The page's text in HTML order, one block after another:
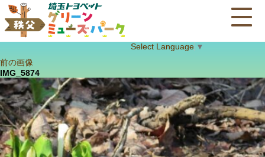
Select Language ▼
前の画像
IMG_5874